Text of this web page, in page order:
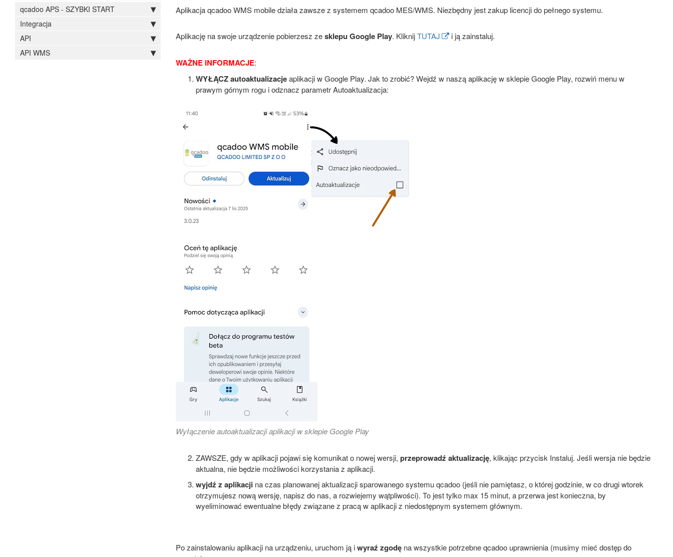
qcadoo APS - SZYBKI START
Integracja
API
API WMS
Aplikacja qcadoo WMS mobile działa zawsze z systemem qcadoo MES/WMS. Niezbędny jest zakup licencji do pełnego systemu.
Aplikację na swoje urządzenie pobierzesz zesklepu Google Play. KliknijTUTAJ i ją zainstaluj.
WAŻNE INFORMACJE:
WYŁĄCZ autoaktualizacjeaplikacji w Google Play. Jak to zrobić? Wejdź w naszą aplikację w sklepie Google Play, rozwiń menu w
prawym górnym rogu i odznacz parametr Autoaktualizacja:
Wyłączenie autoaktualizacji aplikacji w sklepie Google Play
ZAWSZE, gdy w aplikacji pojawi się komunikat o nowej wersji, przeprowadź aktualizację, klikając przycisk Instaluj. Jeśli wersja nie będzie
aktualna, nie będzie możliwości korzystania z aplikacji.
wyjdź z aplikacji na czas planowanej aktualizacji sparowanego systemu qcadoo (jeśli nie pamiętasz, o której godzinie, w co drugi wtorek
otrzymujesz nową wersję, napisz do nas, a rozwiejemy wątpliwości). To jest tylko max 15 minut, a przerwa jest konieczna, by
wyeliminować ewentualne błędy związane z pracą w aplikacji z niedostępnym systemem głównym.
Po zainstalowaniu aplikacji na urządzeniu, uruchom ją iwyraź zgodę na wszystkie potrzebne qcadoo uprawnienia (musimy mieć dostęp do